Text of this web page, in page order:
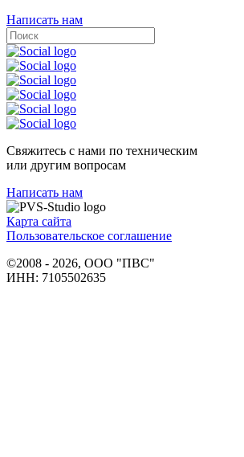
Написать нам
Свяжитесь с нами по техническим
или другим вопросам
Написать нам
Карта сайта
Пользовательское соглашение
©2008 - 2026, ООО "ПВС"
ИНН: 7105502635